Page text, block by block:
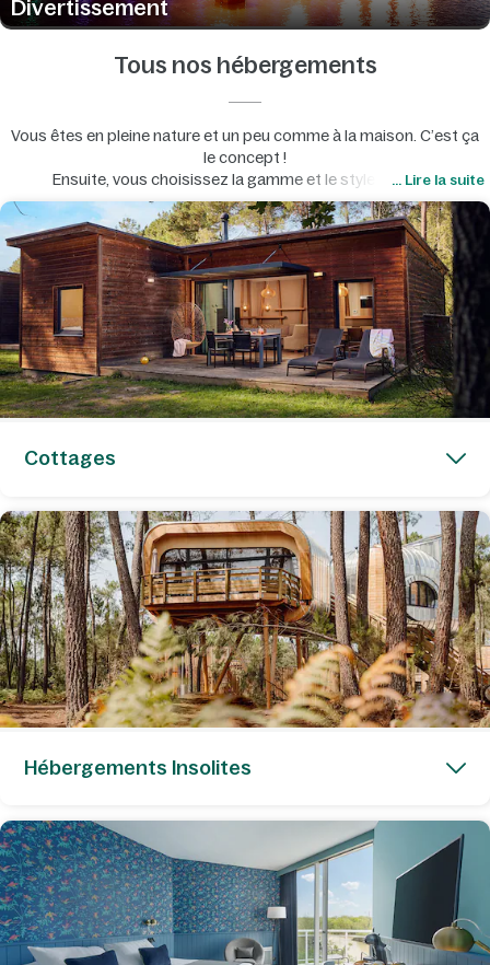
Divertissement
Tous nos hébergements
Vous êtes en pleine nature et un peu comme à la maison. C’est ça
le concept !
Ensuite, vous choisissez la gamme et le style qui vous
correspondent…
... Lire la suite
Cottages
Hébergements Insolites